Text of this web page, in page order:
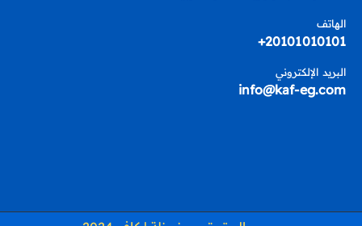
الهاتف
20101010101+
البريد الإلكتروني
info@kaf-eg.com